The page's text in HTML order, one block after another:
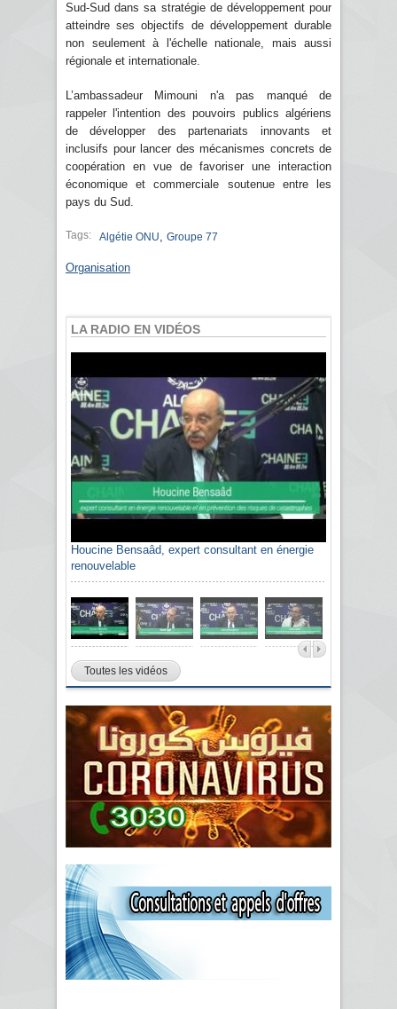
Sud-Sud dans sa stratégie de développement pour
atteindre ses objectifs de développement durable
non seulement à l'échelle nationale, mais aussi
régionale et internationale.
L’ambassadeur Mimouni n'a pas manqué de
rappeler l'intention des pouvoirs publics algériens
de développer des partenariats innovants et
inclusifs pour lancer des mécanismes concrets de
coopération en vue de favoriser une interaction
économique et commerciale soutenue entre les
pays du Sud.
Tags: Algétie ONU Groupe 77
Organisation
LA RADIO EN VIDÉOS
Houcine Bensaâd, expert consultant en énergie
renouvelable
Toutes les vidéos